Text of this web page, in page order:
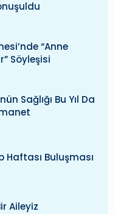
“Anne
Söyleşisi
Sağlığı Bu Yıl Da
Haftası Buluşması
Aileyiz